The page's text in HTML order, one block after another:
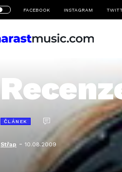
FACEBOOK INSTAGRAM
ČLÁNEK
Střap - 10.08.2009